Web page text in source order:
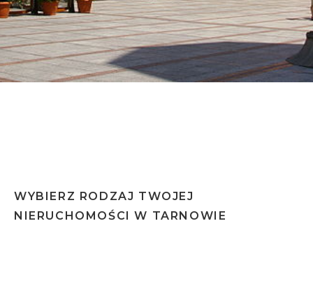
Dla tego miasta wykonujemy certyfikat w 48h
WYBIERZ RODZAJ TWOJEJ
NIERUCHOMOŚCI W TARNOWIE